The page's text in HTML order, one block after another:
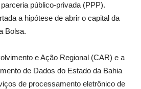
público-privada (PPP).
a hipótese de abrir o capital da
Bolsa.
e Ação Regional (CAR) e a
de Dados do Estado da Bahia
de processamento eletrônico de